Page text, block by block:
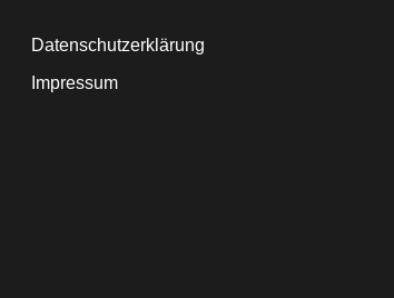
Datenschutzerklärung
Impressum